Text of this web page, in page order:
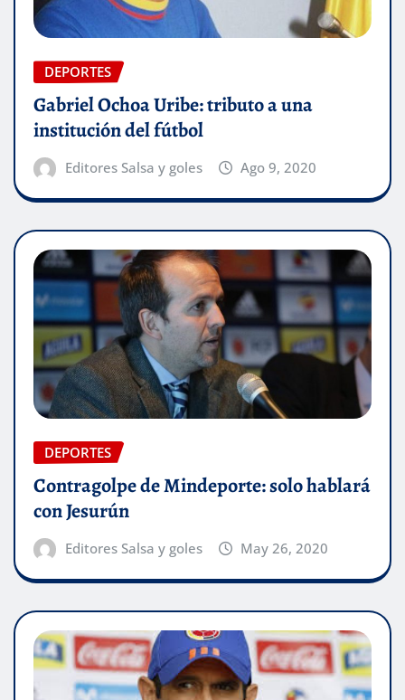
DEPORTES
Gabriel Ochoa Uribe: tributo a una
institución del fútbol
Editores Salsa y goles Ago 9, 2020
DEPORTES
Contragolpe de Mindeporte: solo hablará
con Jesurún
Editores Salsa y goles May 26, 2020